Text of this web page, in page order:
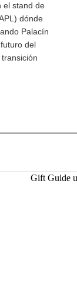
el stand de
dónde
Palacín
del